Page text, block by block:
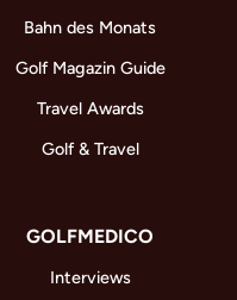
Bahn des Monats
Golf Magazin Guide
Travel Awards
Golf & Travel
GOLFMEDICO
Interviews